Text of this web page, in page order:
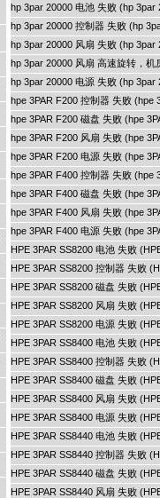
hp 3par 20000 电池 失败 (hp 3par
hp 3par 20000 控制器 失败 (hp
hp 3par 20000 风扇 失败 (hp 3par
hp 3par 20000 风扇 高速旋转，
hp 3par 20000 电源 失败 (hp 3par
hpe 3PAR F200 控制器 失败 (hpe
hpe 3PAR F200 磁盘 失败 (hpe
hpe 3PAR F200 风扇 失败 (hpe
hpe 3PAR F200 电源 失败 (hpe
hpe 3PAR F400 控制器 失败 (hpe
hpe 3PAR F400 磁盘 失败 (hpe
hpe 3PAR F400 风扇 失败 (hpe
hpe 3PAR F400 电源 失败 (hpe
HPE 3PAR SS8200 电池 失败
HPE 3PAR SS8200 控制器 失败
HPE 3PAR SS8200 磁盘 失败
HPE 3PAR SS8200 风扇 失败
HPE 3PAR SS8200 电源 失败
HPE 3PAR SS8400 电池 失败
HPE 3PAR SS8400 控制器 失败
HPE 3PAR SS8400 磁盘 失败
HPE 3PAR SS8400 风扇 失败
HPE 3PAR SS8400 电源 失败
HPE 3PAR SS8440 电池 失败
HPE 3PAR SS8440 控制器 失败
HPE 3PAR SS8440 磁盘 失败
HPE 3PAR SS8440 风扇 失败